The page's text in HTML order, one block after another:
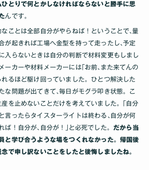
ひとりで何とかしなければならないと勝手に思
んです｡
なことは全部自分がやらねば！ということで､量
が起きれば工場へ金型を持って走ったし､予定
入らないときは自分の判断で材料変更もしまし
ーカーや材料メーカーには｢お前､また来てんの
れるほど駆け回っていました。ひとつ解決した
な問題が出てきて､毎日がモグラ叩き状態。こ
産を止めないことだけを考えていました。｢自分
言ったらタイスターライトは終わる､自分が何
ば！自分が､自分が！｣と必死でした。 だから当
と学び合うような場をつくれなかった。帰国後
念で申し訳ないことをしたと後悔しましたね｡